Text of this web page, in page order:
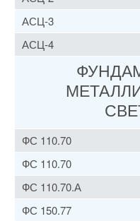
АСЦ-3
АСЦ-4
ФС 110.70
ФС 110.70
ФС 110.70.А
ФС 150.77